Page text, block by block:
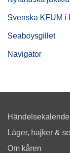
Svenska KFUM i
Seaboysgillet
Navigator
Läger, hajker &
Om kåren